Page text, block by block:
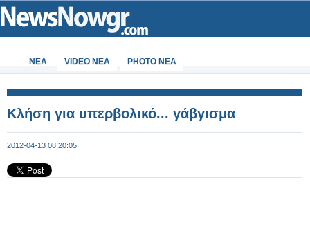
ΝΕΑ VIDEO NEA PHOTO NEA
Κλήση για υπερβολικό... γάβγισμα
2012-04-13 08:20:05